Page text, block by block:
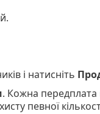
і натисніть
. Кожна передплата
певної